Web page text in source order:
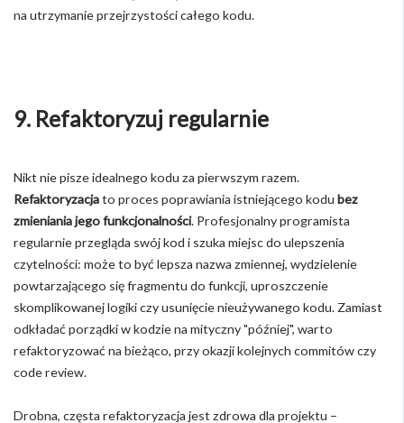
na utrzymanie przejrzystości całego kodu.
9. Refaktoryzuj regularnie
Nikt nie pisze idealnego kodu za pierwszym razem.
Refaktoryzacjato proces poprawiania istniejącego kodu bez
zmieniania jego funkcjonalności. Profesjonalny programista
regularnie przegląda swój kod i szuka miejsc do ulepszenia
czytelności: może to być lepsza nazwa zmiennej, wydzielenie
powtarzającego się fragmentu do funkcji, uproszczenie
skomplikowanej logiki czy usunięcie nieużywanego kodu. Zamiast
odkładać porządki w kodzie na mityczny "później", warto
refaktoryzować na bieżąco, przy okazji kolejnych commitów czy
code review.
Drobna, częsta refaktoryzacja jest zdrowa dla projektu –